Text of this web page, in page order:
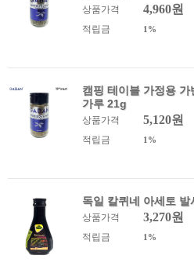
상품가격 4,960원
적립금 1%
캠핑 테이블 가정용
가루 21g
상품가격 5,120원
적립금 1%
독일 칼퀴네 아세토
상품가격 3,270원
적립금 1%